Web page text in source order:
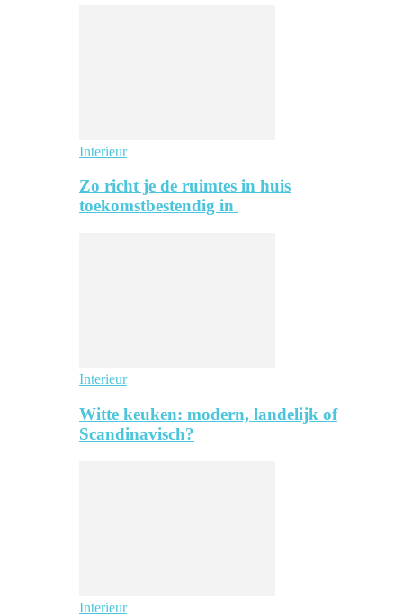
Interieur
Zo richt je de ruimtes in huis
toekomstbestendig in
Interieur
Witte keuken: modern, landelijk of
Scandinavisch?
Interieur